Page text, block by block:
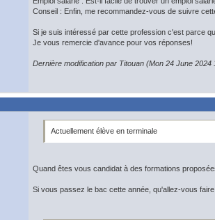
Conseil : Enfin, me recommandez-vous de suivre
Si je suis intéressé par cette profession c'est parce
Je vous remercie d'avance pour vos réponses!
Dernière modification par Titouan (Mon 24 June 2024
Actuellement élève en terminale
Quand êtes vous candidat à des formations
Si vous passez le bac cette année, qu'allez-vous